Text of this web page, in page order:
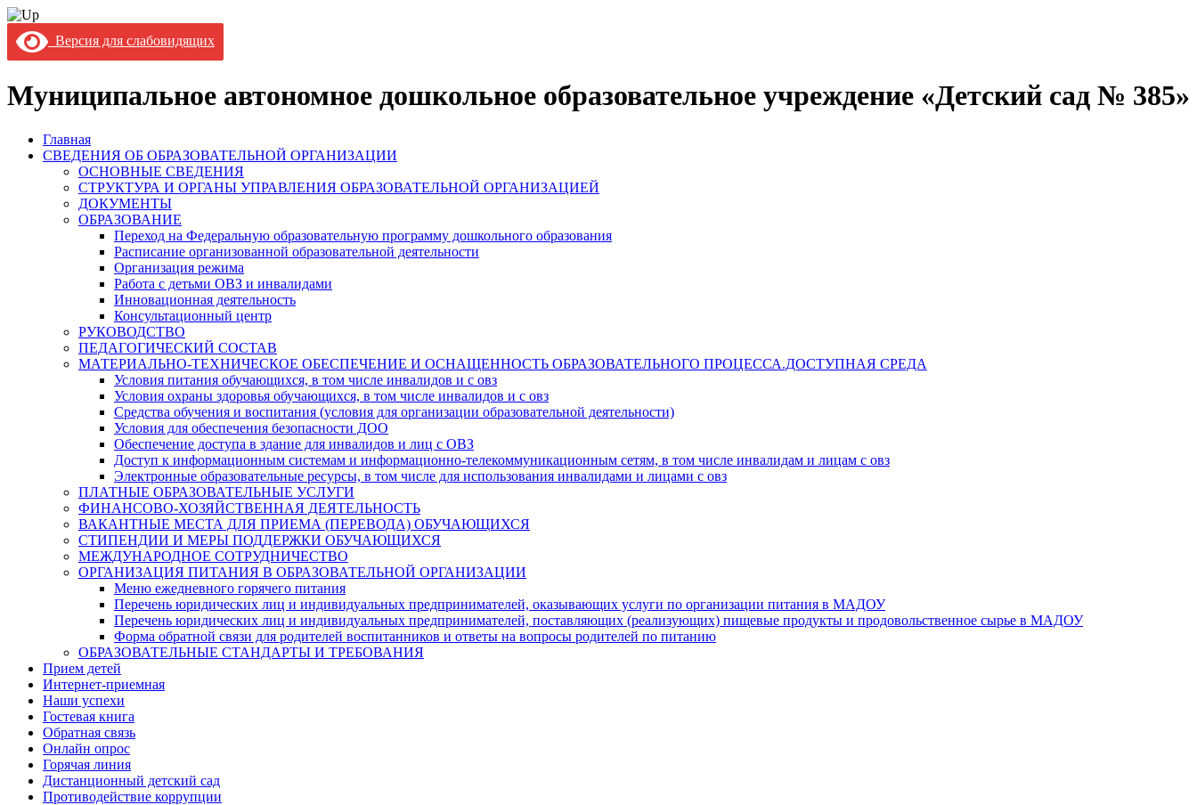
Версия для слабовидящих
Муниципальное автономное дошкольное образовательное учреждение «Детский сад № 385»
Главная
СВЕДЕНИЯ ОБ ОБРАЗОВАТЕЛЬНОЙ ОРГАНИЗАЦИИ
ОСНОВНЫЕ СВЕДЕНИЯ
СТРУКТУРА И ОРГАНЫ УПРАВЛЕНИЯ ОБРАЗОВАТЕЛЬНОЙ ОРГАНИЗАЦИЕЙ
ДОКУМЕНТЫ
ОБРАЗОВАНИЕ
Переход на Федеральную образовательную программу дошкольного образования
Расписание организованной образовательной деятельности
Организация режима
Работа с детьми ОВЗ и инвалидами
Инновационная деятельность
Консультационный центр
РУКОВОДСТВО
ПЕДАГОГИЧЕСКИЙ СОСТАВ
МАТЕРИАЛЬНО-ТЕХНИЧЕСКОЕ ОБЕСПЕЧЕНИЕ И ОСНАЩЕННОСТЬ ОБРАЗОВАТЕЛЬНОГО ПРОЦЕССА.ДОСТУПНАЯ СРЕДА
Условия питания обучающихся, в том числе инвалидов и с овз
Условия охраны здоровья обучающихся, в том числе инвалидов и с овз
Средства обучения и воспитания (условия для организации образовательной деятельности)
Условия для обеспечения безопасности ДОО
Обеспечение доступа в здание для инвалидов и лиц с ОВЗ
Доступ к информационным системам и информационно-телекоммуникационным сетям, в том числе инвалидам и лицам с овз
Электронные образовательные ресурсы, в том числе для использования инвалидами и лицами с овз
ПЛАТНЫЕ ОБРАЗОВАТЕЛЬНЫЕ УСЛУГИ
ФИНАНСОВО-ХОЗЯЙСТВЕННАЯ ДЕЯТЕЛЬНОСТЬ
ВАКАНТНЫЕ МЕСТА ДЛЯ ПРИЕМА (ПЕРЕВОДА) ОБУЧАЮЩИХСЯ
СТИПЕНДИИ И МЕРЫ ПОДДЕРЖКИ ОБУЧАЮЩИХСЯ
МЕЖДУНАРОДНОЕ СОТРУДНИЧЕСТВО
ОРГАНИЗАЦИЯ ПИТАНИЯ В ОБРАЗОВАТЕЛЬНОЙ ОРГАНИЗАЦИИ
Меню ежедневного горячего питания
Перечень юридических лиц и индивидуальных предпринимателей, оказывающих услуги по организации питания в МАДОУ
Перечень юридических лиц и индивидуальных предпринимателей, поставляющих (реализующих) пищевые продукты и продовольственное сырье в МАДОУ
Форма обратной связи для родителей воспитанников и ответы на вопросы родителей по питанию
ОБРАЗОВАТЕЛЬНЫЕ СТАНДАРТЫ И ТРЕБОВАНИЯ
Прием детей
Интернет-приемная
Наши успехи
Гостевая книга
Обратная связь
Онлайн опрос
Горячая линия
Дистанционный детский сад
Противодействие коррупции